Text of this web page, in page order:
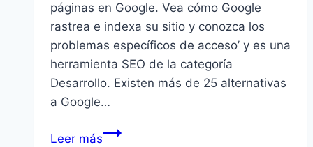
páginas en Google. Vea cómo Google
rastrea e indexa su sitio y conozca los
problemas específicos de acceso’ y es una
herramienta SEO de la categoría
Desarrollo. Existen más de 25 alternativas
a Google…
Leer másGoogle